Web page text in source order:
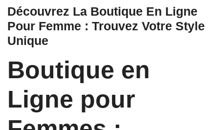
Découvrez La Boutique En Ligne
Pour Femme : Trouvez Votre Style
Unique
Boutique en
Ligne pour